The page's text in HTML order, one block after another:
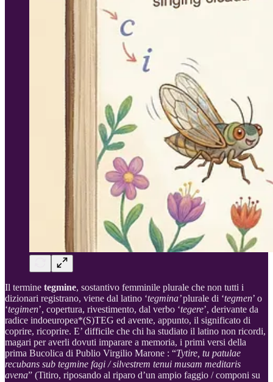
Il termine tegmine, sostantivo femminile plurale che non tutti i
dizionari registrano, viene dal latino ‘tegmina’plurale di ‘tegmen’ o
‘tegimen’, copertura, rivestimento, dal verbo ‘tegere’, derivante da
radice indoeuropea*(S)TEG ed avente, appunto, il significato di
coprire, ricoprire. E’ difficile che chi ha studiato il latino non ricordi,
magari per averli dovuti imparare a memoria, i primi versi della
prima Bucolica di Publio Virgilio Marone : “Tytire, tu patulae
recubans sub tegmine fagi / silvestrem tenui musam meditaris
avena” (Titiro, riposando al riparo d’un ampio faggio / componi su